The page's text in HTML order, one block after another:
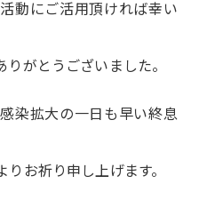
動にご活用頂ければ幸い
がとうございました。
染拡大の一日も早い終息
お祈り申し上げます。